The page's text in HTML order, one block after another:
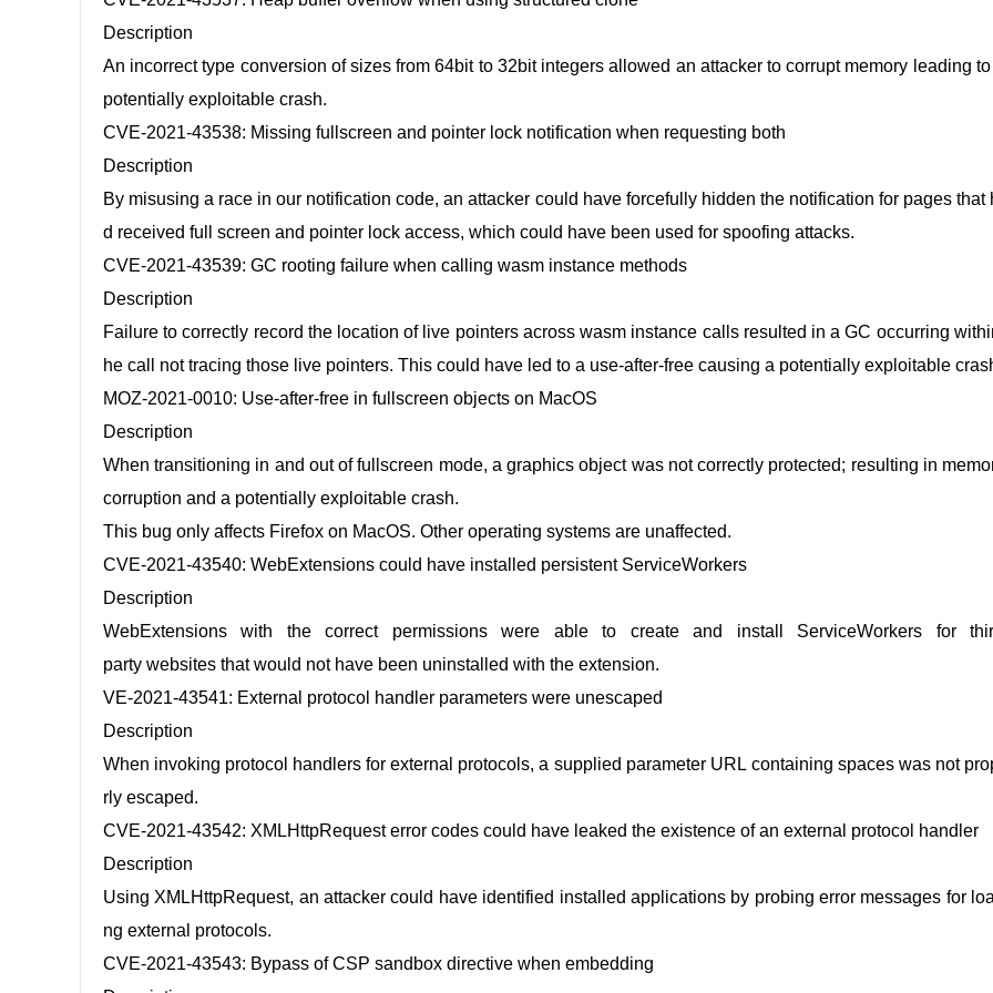
Description
An incorrect type conversion of sizes from 64bit to 32bit integers allowed an attacker to corrupt memory leading to
potentially exploitable crash.
CVE-2021-43538: Missing fullscreen and pointer lock notification when requesting both
Description
By misusing a race in our notification code, an attacker could have forcefully hidden the notification for pages that
d received full screen and pointer lock access, which could have been used for spoofing attacks.
CVE-2021-43539: GC rooting failure when calling wasm instance methods
Description
Failure to correctly record the location of live pointers across wasm instance calls resulted in a GC occurring
he call not tracing those live pointers. This could have led to a use-after-free causing a potentially exploitable
MOZ-2021-0010: Use-after-free in fullscreen objects on MacOS
Description
When transitioning in and out of fullscreen mode, a graphics object was not correctly protected; resulting in
corruption and a potentially exploitable crash.
This bug only affects Firefox on MacOS. Other operating systems are unaffected.
CVE-2021-43540: WebExtensions could have installed persistent ServiceWorkers
Description
WebExtensions with the correct permissions were able to create and install ServiceWorkers for
party websites that would not have been uninstalled with the extension.
VE-2021-43541: External protocol handler parameters were unescaped
Description
When invoking protocol handlers for external protocols, a supplied parameter URL containing spaces was not
rly escaped.
CVE-2021-43542: XMLHttpRequest error codes could have leaked the existence of an external protocol handler
Description
Using XMLHttpRequest, an attacker could have identified installed applications by probing error messages for
ng external protocols.
CVE-2021-43543: Bypass of CSP sandbox directive when embedding